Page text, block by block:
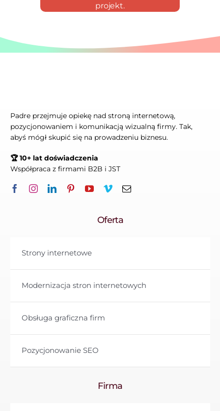
projekt.
Padre przejmuje opiekę nad stroną internetową,
pozycjonowaniem i komunikacją wizualną firmy. Tak,
abyś mógł skupić się na prowadzeniu biznesu.
🏆 10+ lat doświadczenia
Współpraca z firmami B2B i JST
Oferta
Strony internetowe
Modernizacja stron internetowych
Obsługa graficzna firm
Pozycjonowanie SEO
Firma